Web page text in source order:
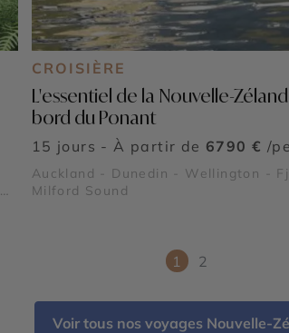
CROISIÈRE
L'essentiel de la Nouvelle-
bord du Ponant
15 jours - À partir de 6790 € /
Auckland - Dunedin - Wellington -
Milford Sound
1 2
Voir tous nos voyages Nouvelle-